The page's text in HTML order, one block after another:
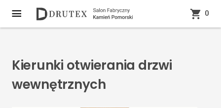
0
Kierunki otwierania drzwi
wewnętrznych